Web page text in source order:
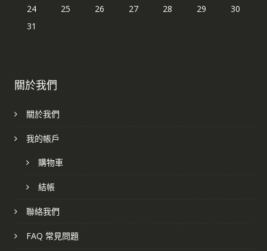
24
25 26 27 28 29
30
31
關於我們
關於我們
我的帳戶
購物車
結帳
聯絡我們
FAQ 常見問題